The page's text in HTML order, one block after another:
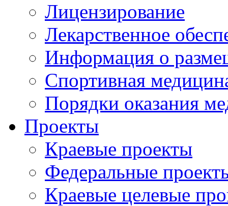
Лицензирование
Лекарственное
Информация о
Спортивная
Порядки оказания
Проекты
Краевые проекты
Федеральные
Краевые целевые